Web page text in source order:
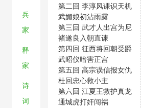
兵
家
释
家
诗
词
第二回 李淳风课识天机
武媚娘初沾雨露
第三回 武才人出宫为尼
褚遂良入朝直谏
第四回 征西将回朝受爵
武昭仪暗害正宫
第五回 高宗误信报女仇
杜回忠心救小主
第六回 江夏王救护真龙
通城虎打奸闯祸